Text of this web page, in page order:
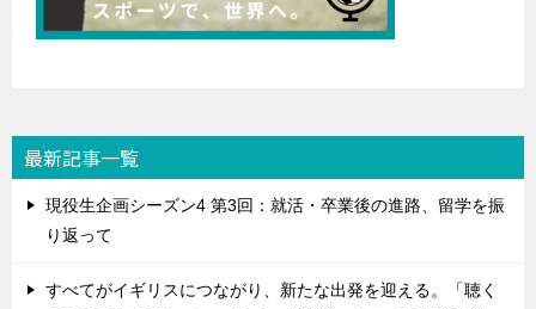
最新記事一覧
現役生企画シーズン4 第3回：就活・卒業後の進路、留学を振
り返って
すべてがイギリスにつながり、新たな出発を迎える。「聴く